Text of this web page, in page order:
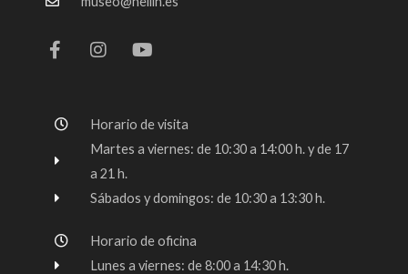
a
c
o
o
-
n
s
r
a
m
o
u
e
Horario de visita
Martes a viernes: de 10:30 a 14:00 h. y de 17
a 21 h.
Sábados y domingos: de 10:30 a 13:30 h.
Horario de oficina
Lunes a viernes: de 8:00 a 14:30 h.